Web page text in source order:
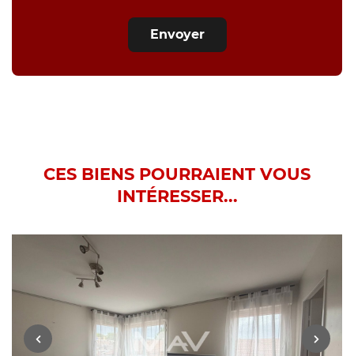
Envoyer
CES BIENS POURRAIENT VOUS
INTÉRESSER...